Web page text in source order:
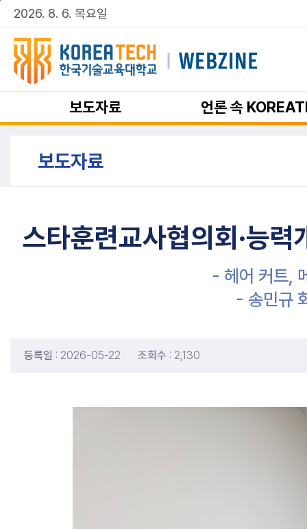
주메뉴 바로가기
본문 바로가기
2026. 8. 6. 목요일
보도자료 언론 속
보도자료
스타훈련교사협의회·능력
- 헤어 커트,
- 송민규
등록일 : 2026-05-22 조회수 : 2,130